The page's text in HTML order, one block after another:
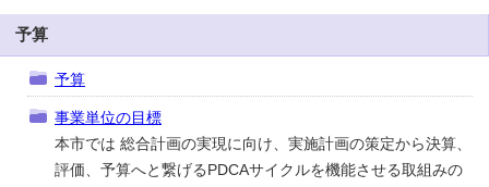
予算
予算
事業単位の目標
本市では 総合計画の実現に向け、実施計画の策定から決算、
評価、予算へと繋げるPDCAサイクルを機能させる取組みの